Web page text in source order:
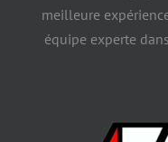
meilleure
équipe experte